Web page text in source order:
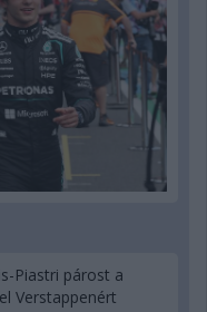
Piastri párost a
Verstappenért